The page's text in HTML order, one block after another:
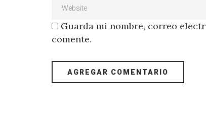
Guarda mi nombre, correo
comente.